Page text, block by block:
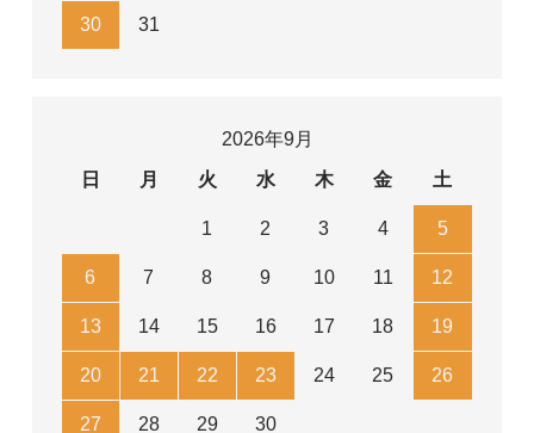
30 31
2026年9月
日
月 火 水 木 金 土
1 2 3 4 5
6 7 8 9 10 11 12
13 14 15 16 17 18 19
20 21 22 23 24 25 26
27 28 29 30